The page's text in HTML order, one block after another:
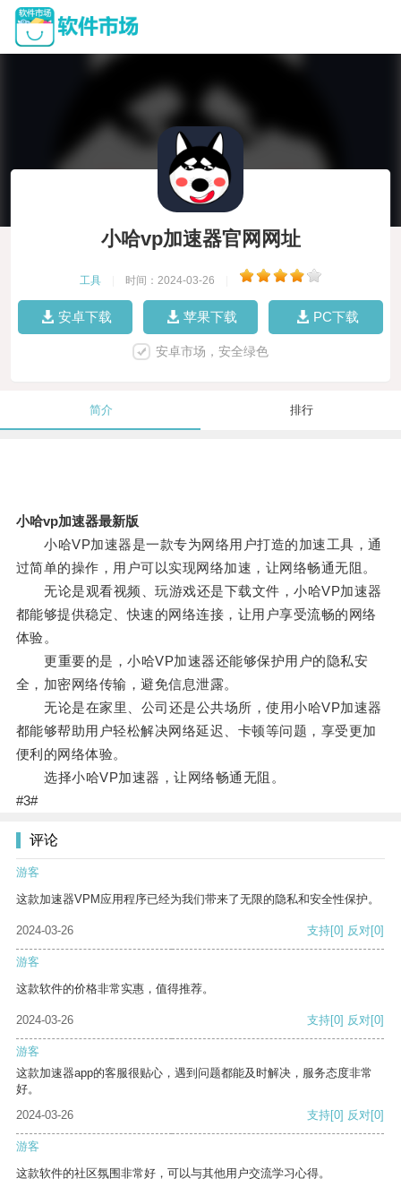
小哈vp加速器官网网址
工具 时间：2024-03-26
安卓下载 苹果下载 PC下载
安卓市场，安全绿色
简介 排行
小哈vp加速器最新版
小哈VP加速器是一款专为网络用户打造的加速工具，通
过简单的操作，用户可以实现网络加速，让网络畅通无阻。
无论是观看视频、玩游戏还是下载文件，小哈VP加速器
都能够提供稳定、快速的网络连接，让用户享受流畅的网络
体验。
更重要的是，小哈VP加速器还能够保护用户的隐私安
全，加密网络传输，避免信息泄露。
无论是在家里、公司还是公共场所，使用小哈VP加速器
都能够帮助用户轻松解决网络延迟、卡顿等问题，享受更加
便利的网络体验。
选择小哈VP加速器，让网络畅通无阻。
#3#
评论
游客
这款加速器VPM应用程序已经为我们带来了无限的隐私和安全性保护。
2024-03-26 支持[0] 反对[0]
游客
这款软件的价格非常实惠，值得推荐。
2024-03-26 支持[0] 反对[0]
游客
这款加速器app的客服很贴心，遇到问题都能及时解决，服务态度非常
好。
2024-03-26
支持[0] 反对[0]
游客
这款软件的社区氛围非常好，可以与其他用户交流学习心得。